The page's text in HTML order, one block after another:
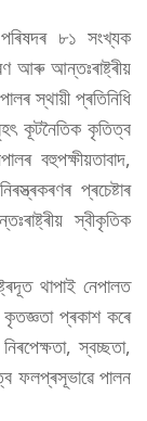
৮১ সংখ্যক
আৰু আন্তঃৰাষ্ট্ৰীয়
স্থায়ী প্ৰতিনিধি
কূটনৈতিক কৃতিত্ব
বহুপক্ষীয়তাবাদ,
প্ৰচেষ্টাৰ
স্বীকৃতিক
থাপাই নেপালত
প্ৰকাশ কৰে
স্বচ্ছতা,
ফলপ্ৰসূভাৱে পালন